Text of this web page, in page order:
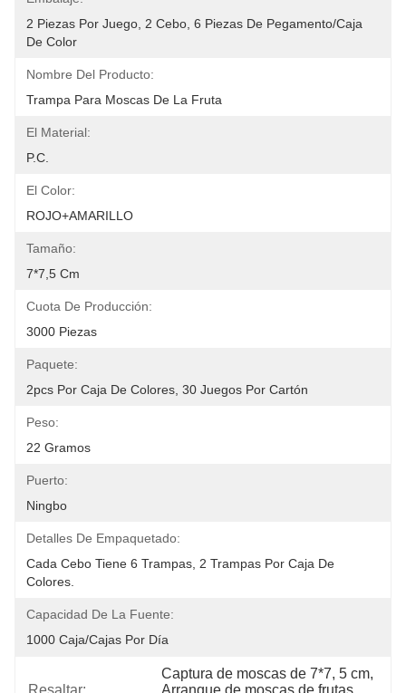
2 Piezas Por Juego, 2 Cebo, 6 Piezas De Pegamento/caja
De Color
Nombre Del Producto:
Trampa Para Moscas De La Fruta
El Material:
P.C.
El Color:
ROJO+AMARILLO
Tamaño:
7*7,5 Cm
Cuota De Producción:
3000 Piezas
Paquete:
2pcs Por Caja De Colores, 30 Juegos Por Cartón
Peso:
22 Gramos
Puerto:
Ningbo
Detalles De Empaquetado:
Cada Cebo Tiene 6 Trampas, 2 Trampas Por Caja De
Colores.
Capacidad De La Fuente:
1000 Caja/cajas Por Día
Resaltar:
Captura de moscas de 7*7, 5 cm
Arranque de moscas de frutas